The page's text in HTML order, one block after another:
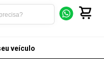
veículo